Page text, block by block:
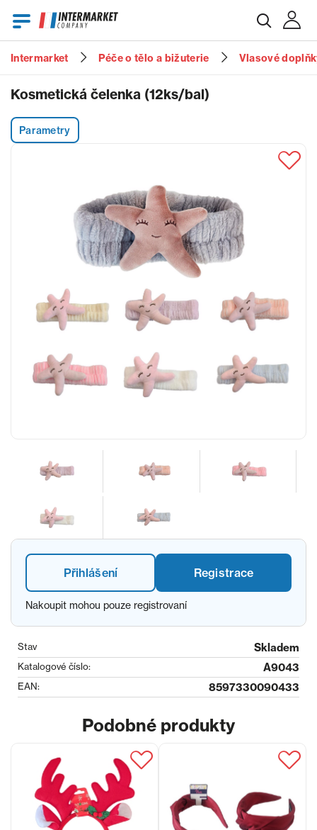
Heslo
Zapomenuté heslo?
Intermarket Péče o tělo a bižuterie Vlasové
Kosmetická čelenka (12ks/bal)
Parametry
Přihlášení Registrace
Nakoupit mohou pouze registrovaní
Stav Skladem
Katalogové číslo: A9043
EAN: 8597330090433
Podobné produkty